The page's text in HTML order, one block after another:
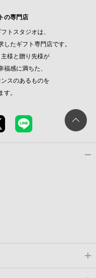
の専門店
トスタジオは、
たギフト専門店です。
様と贈り先様が
感に満ちた、
スのあるものを
す。